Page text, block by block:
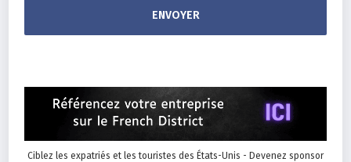
Ciblez les expatriés et les touristes des États-Unis - Devenez sponsor